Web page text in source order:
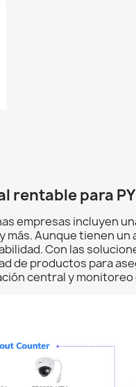
rentable para
empresas incluyen
más. Aunque tienen
Con las
de productos para
central y